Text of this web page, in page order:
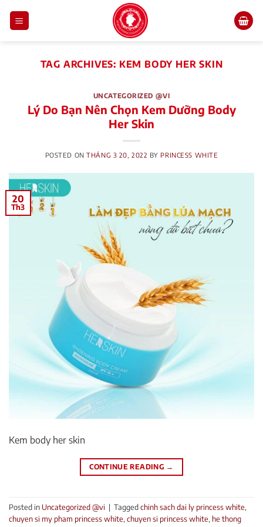
TAG ARCHIVES: KEM BODY HER SKIN
UNCATEGORIZED @VI
Lý Do Bạn Nên Chọn Kem Dưỡng Body
Her Skin
POSTED ONTHÁNG 3 20, 2022 BY PRINCESS WHITE
20
Th3
Kem body her skin
CONTINUE READING →
Posted in Uncategorized @vi | Taggedchinh sach dai ly princess white,
chuyen si my pham princess white, chuyen si princess white, he thong